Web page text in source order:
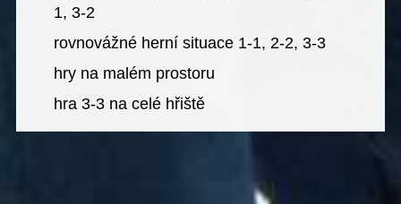
1, 3-2
rovnovážné herní situace 1-1, 2-2, 3-3
hry na malém prostoru
hra 3-3 na celé hřiště